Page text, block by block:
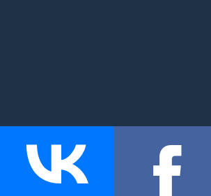
MyMom.ru - Моя мама: все о детях